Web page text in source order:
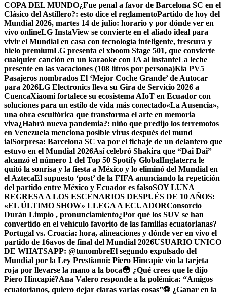
COPA DEL MUNDO¿Fue penal a favor de Barcelona SC en el
Clásico del Astillero?: esto dice el reglamentoPartido de hoy del
Mundial 2026, martes 14 de julio: horario y por dónde ver en
vivo onlineLG InstaView se convierte en el aliado ideal para
vivir el Mundial en casa con tecnología inteligente, frescura y
hielo premiumLG presenta el xboom Stage 501, que convierte
cualquier canción en un karaoke con IA al instanteLa leche
presente en las vacaciones (108 litros por persona)Kia PV5
Pasajeros nombrados El ‘Mejor Coche Grande’ de Autocar
para 2026LG Electronics lleva su Gira de Servicio 2026 a
CuencaXiaomi fortalece su ecosistema AIoT en Ecuador con
soluciones para un estilo de vida más conectado«La Ausencia»,
una obra escultórica que transforma el arte en memoria
viva¿Habrá nueva pandemia?: niño que predijo los terremotos
en Venezuela menciona posible virus después del mund
ialSorpresa: Barcelona SC va por el fichaje de un delantero que
estuvo en el Mundial 2026Así celebró Shakira que “Dai Dai”
alcanzó el número 1 del Top 50 Spotify GlobalInglaterra le
quitó la sonrisa y la fiesta a México y lo eliminó del Mundial en
el AztecaEl supuesto ‘post’ de la FIFA anunciando la repetición
del partido entre México y Ecuador es falsoSOY LUNA
REGRESA A LOS ESCENARIOS DESPUÉS DE 10 AÑOS:
«EL ÚLTIMO SHOW» LLEGA A ECUADORConsorcio
Durán Limpio , pronunciamiento¿Por qué los SUV se han
convertido en el vehículo favorito de las familias ecuatorianas?
Portugal vs. Croacia: hora, alineaciones y dónde ver en vivo el
partido de 16avos de final del Mundial 2026USUARIO UNICO
DE WHATSAPP: @tunombreEl segundo expulsado del
Mundial por la Ley Prestianni: Piero Hincapie vio la tarjeta
roja por llevarse la mano a la boca😳 ¿Qué crees que le dijo
Piero Hincapié?Ana Valero responde a la polémica: “Amigos
ecuatorianos, quiero dejar claras varias cosas”⚽ ¿Ganar en la